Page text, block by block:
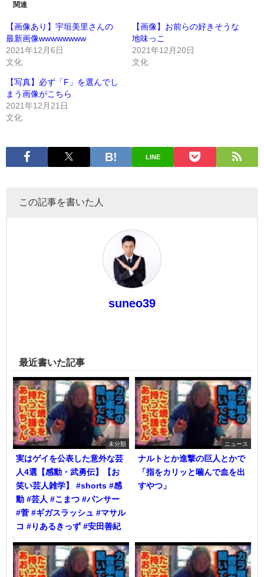
関連
【画像あり】宇垣美里さんの
最新画像wwwwwwww
2021年12月6日
文化
【画像】お前らの好きそうな
地味っこ
2021年12月20日
文化
【写真】必ず「F」を選んでし
まう画像がこちら
2021年12月21日
文化
LINE
この記事を書いた人
suneo39
最近書いた記事
未分類
実はゲイを公表した意外な芸
人4選【感動・武勇伝】【お
笑い芸人雑学】 #shorts #感
動 #芸人 #こまつ #パンサー
#菅 #ギガスラッシュ #マサル
コ #りあるきっず #安田善紀
ニュース
ナルトとか進撃の巨人とかで
「指をカリッと噛んで血を出
すやつ」